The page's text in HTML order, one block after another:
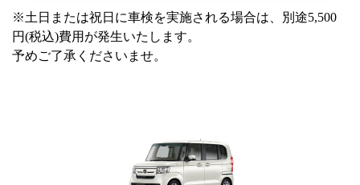
※土日または祝日に車検を実施される場合は、別途5,500
円(税込)費用が発生いたします。
予めご了承くださいませ。